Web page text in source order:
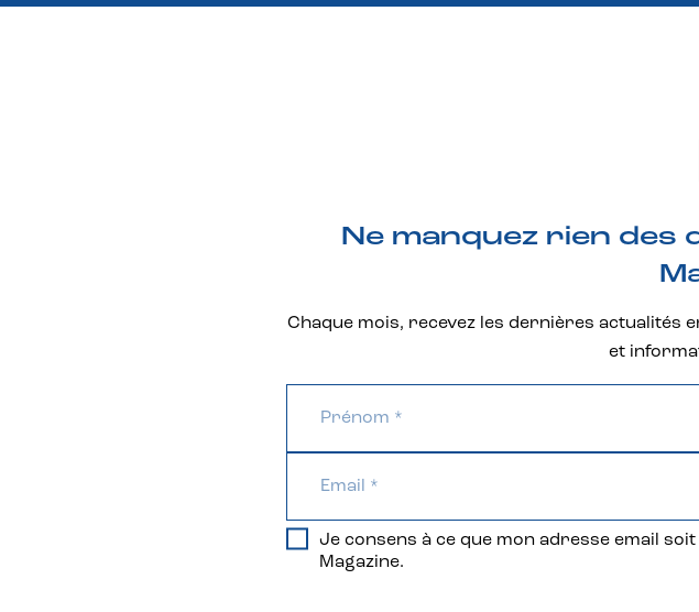
Ne manquez rien des
Chaque mois, recevez les dernières actualités
et
Je consens à ce que mon adresse email
Magazine.